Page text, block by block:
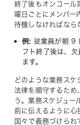
終了後もオンコール
曜日ごとにメンバ
待機しなければなら
例: 従業員が朝 9
フト終了後は、
ます。
どのような業務スケ
法律を順守するため
う。業務スケジュー
前に伝えるように心
国々で義務づけられ